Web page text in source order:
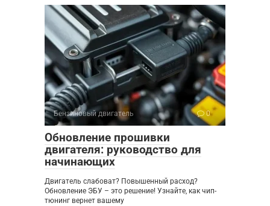
Бензиновый двигатель 0
Обновление прошивки
двигателя: руководство для
начинающих
Двигатель слабоват? Повышенный расход?
Обновление ЭБУ – это решение! Узнайте, как чип-
тюнинг вернет вашему